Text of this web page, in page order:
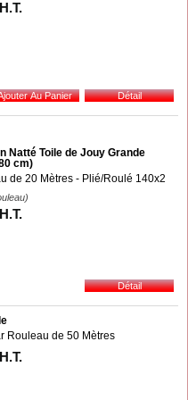
H.T.
Natté Toile de Jouy Grande
cm)
de 20 Mètres - Plié/Roulé 140x2
H.T.
Rouleau de 50 Mètres
H.T.